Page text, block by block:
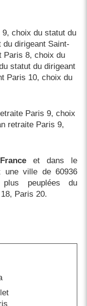
9, choix du statut du
dirigeant Saint-
Paris 8, choix du
statut du dirigeant
Paris 10, choix du
Paris 9, choix
retraite Paris 9,
et dans le
ville de 60936
peuplées du
Paris 20.